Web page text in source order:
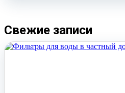
Свежие записи